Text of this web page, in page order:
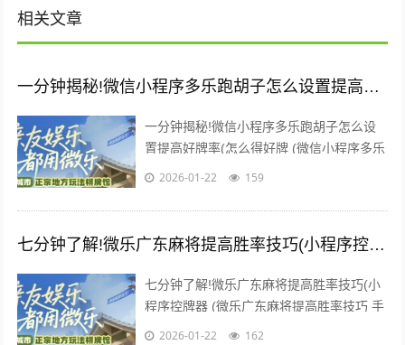
相关文章
一分钟揭秘!微信小程序多乐跑胡子怎么设置提高好牌率(怎么得好牌)
一分钟揭秘!微信小程序多乐跑胡子怎么设
置提高好牌率(怎么得好牌 (微信小程序多乐
跑胡子怎么设置提高好牌率 手机打牌辅助
2026-01-22 159
七分钟了解!微乐广东麻将提高胜率技巧(小程序控牌器)
七分钟了解!微乐广东麻将提高胜率技巧(小
程序控牌器 (微乐广东麻将提高胜率技巧 手
机打牌辅助是一款可以让一直输的玩家，快
2026-01-22 162